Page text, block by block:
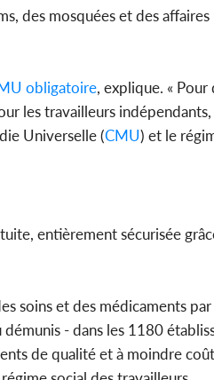
des mosquées et des affaires
obligatoire, explique. « Pour
les travailleurs
Universelle (CMU) et le
entièrement sécurisée
soins et des médicaments par
- dans les 1180
de qualité et à moindre